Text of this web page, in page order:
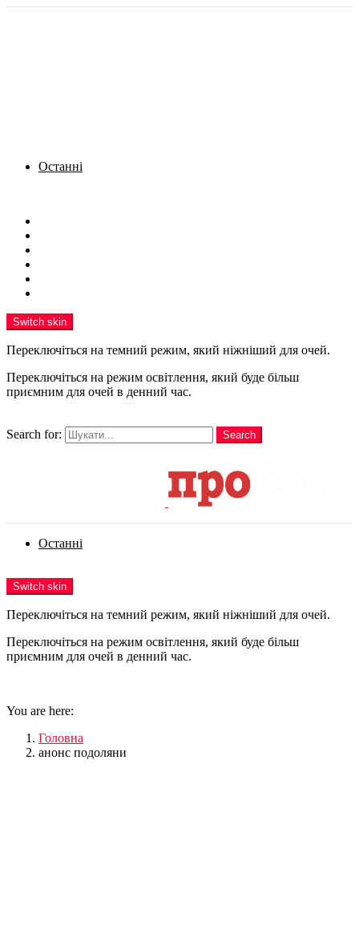
Останні
Switch skin
Переключіться на темний режим, який ніжніший для очей.
Переключіться на режим освітлення, який буде більш
приємним для очей в денний час.
Search for:
Search
Останні
Switch skin
Переключіться на темний режим, який ніжніший для очей.
Переключіться на режим освітлення, який буде більш
приємним для очей в денний час.
You are here:
Головна
анонс подоляни